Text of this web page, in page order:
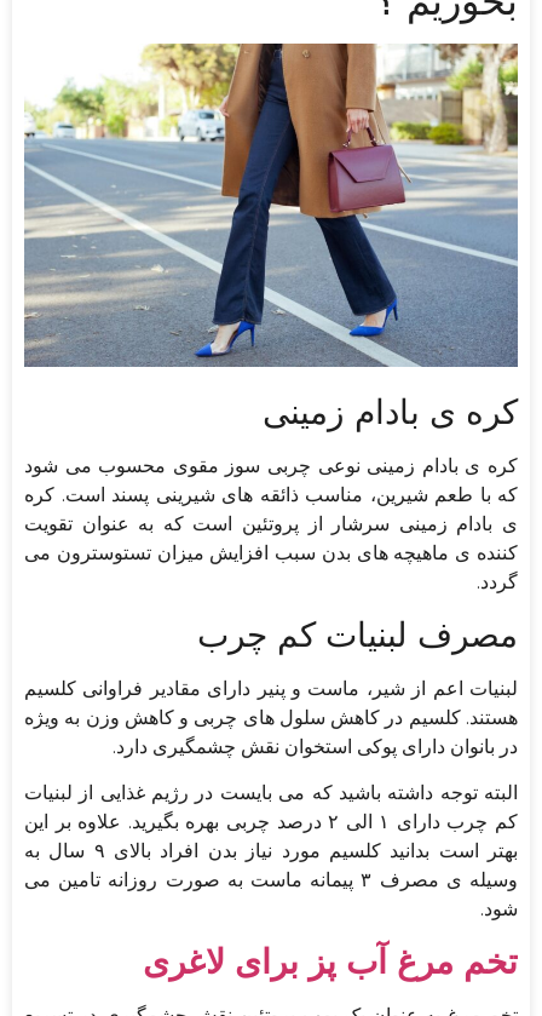
کره ی بادام زمینی
کره ی بادام زمینی نوعی چربی سوز مقوی محسوب می شود
که با طعم شیرین، مناسب ذائقه های شیرینی پسند است. کره
ی بادام زمینی سرشار از پروتئین است که به عنوان تقویت
کننده ی ماهیچه های بدن سبب افزایش میزان تستوسترون می
گردد.
مصرف لبنیات کم چرب
لبنیات اعم از شیر، ماست و پنیر دارای مقادیر فراوانی کلسیم
هستند. کلسیم در کاهش سلول های چربی و کاهش وزن به ویژه
در بانوان دارای پوکی استخوان نقش چشمگیری دارد.
البته توجه داشته باشید که می بایست در رژیم غذایی از لبنیات
کم چرب دارای ۱ الی ۲ درصد چربی بهره بگیرید. علاوه بر این
بهتر است بدانید کلسیم مورد نیاز بدن افراد بالای ۹ سال به
وسیله ی مصرف ۳ پیمانه ماست به صورت روزانه تامین می
شود.
تخم مرغ آب پز برای لاغری